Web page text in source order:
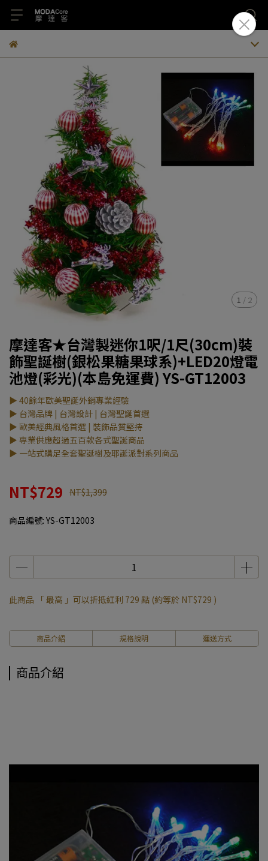
1 / 2
摩達客★台灣製迷你1呎/1尺(30cm)裝
飾聖誕樹(銀松果糖果球系)+LED20燈電
池燈(彩光)(本島免運費) YS-GT12003
▶ 40餘年歐美聖誕外銷專業經驗
▶ 台灣品牌 | 台灣設計 | 台灣聖誕首選
▶ 歐美經典風格首選 | 裝飾品質堅持
▶ 專業供應超過五百款各式聖誕商品
▶ 一站式購足全套聖誕樹及耶誕派對系列商品
NT$729 NT$1,399
商品編號: YS-GT12003
此商品 「 最高 」可以折抵紅利 729 點 (約等於 NT$729 )
商品介紹 規格說明 運送方式
商品介紹